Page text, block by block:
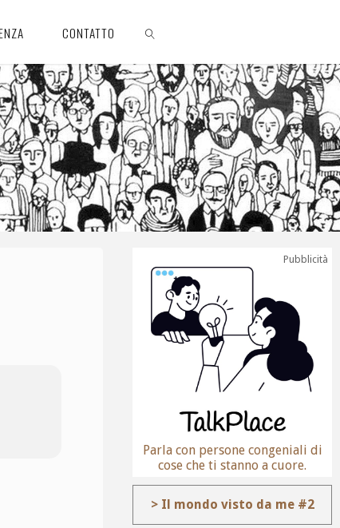
CONTATTO
CERCA
Pubblicità
Parla con persone congeniali di
cose che ti stanno a cuore.
> Il mondo visto da me #2